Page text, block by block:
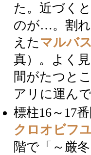
た。近づく
のが…。割
えた マルバ
真）。よく
間がたつと
アリに運ん
標柱16～17
クロオビフ
階で「～厳